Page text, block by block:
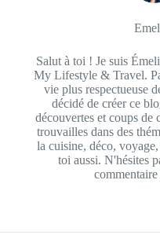
Salut à toi ! Je suis
My Lifestyle & Travel.
vie plus respectueuse
décidé de créer ce
découvertes et coups de
trouvailles dans des
la cuisine, déco,
toi aussi. N'hésites
commentaire